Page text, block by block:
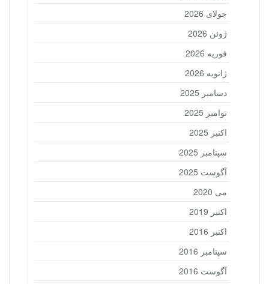
جولای 2026
ژوئن 2026
فوریه 2026
ژانویه 2026
دسامبر 2025
نوامبر 2025
اکتبر 2025
سپتامبر 2025
آگوست 2025
می 2020
اکتبر 2019
اکتبر 2016
سپتامبر 2016
آگوست 2016